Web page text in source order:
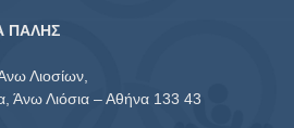
ΠΑΛΗΣ
Λιοσίων,
Άνω Λιόσια – Αθήνα 133 43